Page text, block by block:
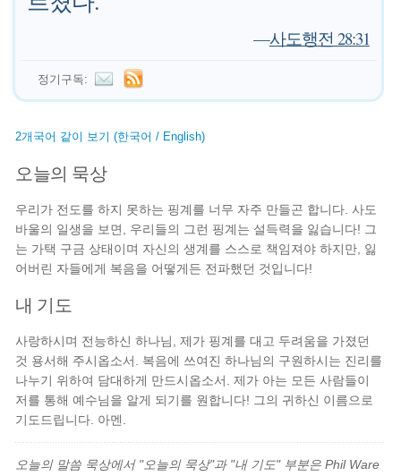
—사도행전 28:31
정기구독:
2개국어 같이 보기 (한국어 / English)
오늘의 묵상
우리가 전도를 하지 못하는 핑계를 너무 자주 만들곤 합니다. 사도
바울의 일생을 보면, 우리들의 그런 핑계는 설득력을 잃습니다! 그
는 가택 구금 상태이며 자신의 생계를 스스로 책임져야 하지만, 잃
어버린 자들에게 복음을 어떻게든 전파했던 것입니다!
내 기도
사랑하시며 전능하신 하나님, 제가 핑계를 대고 두려움을 가졌던
것 용서해 주시옵소서. 복음에 쓰여진 하나님의 구원하시는 진리를
나누기 위하여 담대하게 만드시옵소서. 제가 아는 모든 사람들이
저를 통해 예수님을 알게 되기를 원합니다! 그의 귀하신 이름으로
기도드립니다. 아멘.
오늘의 말씀 묵상에서 "오늘의 묵상"과 "내 기도" 부분은 Phil Ware